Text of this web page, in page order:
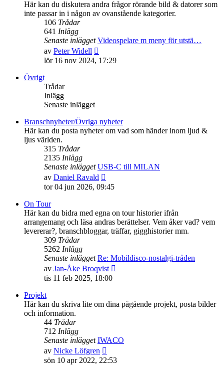
inlägget
Här kan du diskutera andra frågor rörande bild & datorer som
inte passar in i någon av ovanstående kategorier.
106 Trådar
641 Inlägg
Senaste inlägget Videospelare m meny för utstä…
av Peter Widell
till
lör 16 nov 2024, 17:29
Övrigt
Trådar
Inlägg
Senaste inlägget
Branschnyheter/Övriga nyheter
Här kan du posta nyheter om vad som händer inom ljud &
ljus världen.
315 Trådar
2135 Inlägg
Senaste inlägget USB-C till MILAN
av Daniel Ravald
till
inlägget
tor 04 jun 2026, 09:45
On Tour
Här kan du bidra med egna on tour historier ifrån
arrangemang och läsa andras berättelser. Vem åker vad? vem
levererar?, branschbloggar, träffar, gigghistorier mm.
309 Trådar
5262 Inlägg
Senaste inlägget Re: Mobildisco-nostalgi-tråden
av Jan-Åke Broqvist
inlägget
tis 11 feb 2025, 18:00
Projekt
Här kan du skriva lite om dina pågående projekt, posta bilder
och information.
44 Trådar
712 Inlägg
Senaste inlägget IWACO
av Nicke Löfgren
till
sön 10 apr 2022, 22:53